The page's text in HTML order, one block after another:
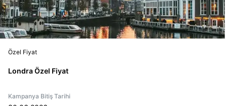
Özel Fiyat
Londra Özel Fiyat
Kampanya Bitiş Tarihi